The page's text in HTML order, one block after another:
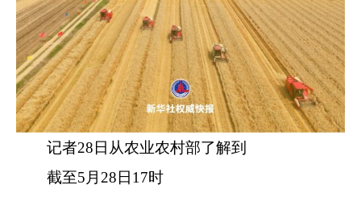
记者28日从农业农村部了解到
截至5月28日17时